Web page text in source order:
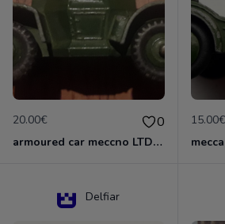
20.00€ 0
armoured car meccno LTD N°670
15.00€
Delfiar